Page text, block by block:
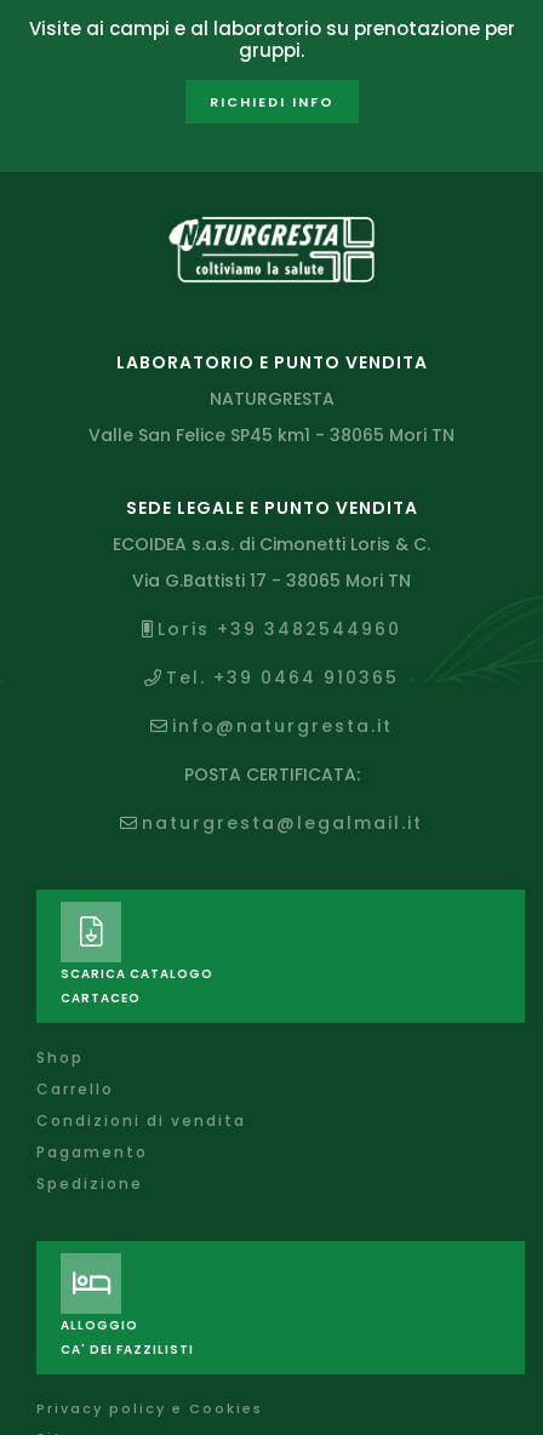
Visite ai campi e al laboratorio su prenotazione per
gruppi.
RICHIEDI INFO
LABORATORIO E PUNTO VENDITA
NATURGRESTA
Valle San Felice SP45 km1 - 38065 Mori TN
SEDE LEGALE E PUNTO VENDITA
ECOIDEA s.a.s. di Cimonetti Loris & C.
Via G.Battisti 17 - 38065 Mori TN
Loris +39 3482544960
Tel. +39 0464 910365
info@naturgresta.it
POSTA CERTIFICATA:
naturgresta@legalmail.it
SCARICA CATALOGO
CARTACEO
Shop
Carrello
Condizioni di vendita
Pagamento
Spedizione
ALLOGGIO
CA' DEI FAZZILISTI
Privacy policy e Cookies